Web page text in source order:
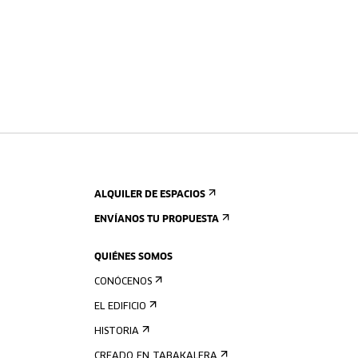
ALQUILER DE ESPACIOS
ENVÍANOS TU PROPUESTA
QUIÉNES SOMOS
CONÓCENOS
EL EDIFICIO
HISTORIA